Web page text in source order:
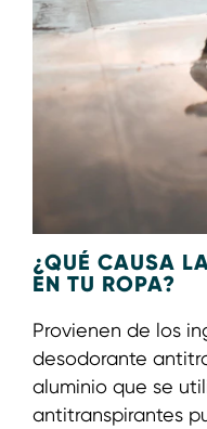
¿QUÉ CAUSA
EN TU ROPA?
Provienen de los
desodorante
aluminio que se
antitranspirantes